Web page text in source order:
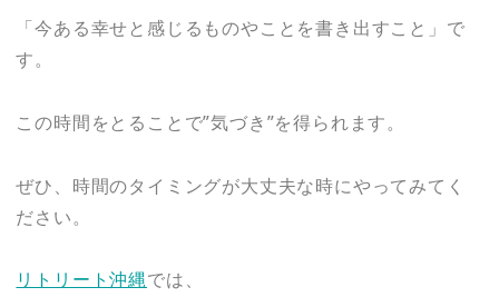
「今ある幸せと感じるものやことを書き出すこと」で
す。
この時間をとることで”気づき”を得られます。
ぜひ、時間のタイミングが大丈夫な時にやってみてく
ださい。
リトリート沖縄では、